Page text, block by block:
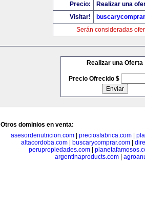
Precio:
Realizar una
Visitar!
Serán consideradas
Realizar una Oferta
Precio Ofrecido $
Otros dominios en venta:
asesordenutricion.com
preciosfabrica.com
altacordoba.com
buscarycomprar.com
perupropiedades.com
argentinaproducts.com|